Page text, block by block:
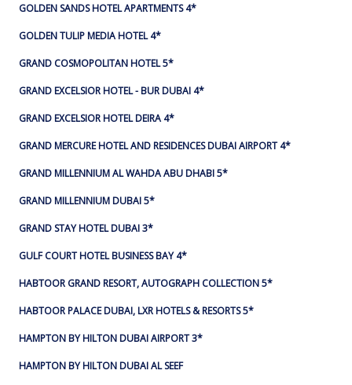
GOLDEN SANDS HOTEL APARTMENTS 4*
GOLDEN TULIP MEDIA HOTEL 4*
GRAND COSMOPOLITAN HOTEL 5*
GRAND EXCELSIOR HOTEL - BUR DUBAI 4*
GRAND EXCELSIOR HOTEL DEIRA 4*
GRAND MERCURE HOTEL AND RESIDENCES DUBAI AIRPORT 4*
GRAND MILLENNIUM AL WAHDA ABU DHABI 5*
GRAND MILLENNIUM DUBAI 5*
GRAND STAY HOTEL DUBAI 3*
GULF COURT HOTEL BUSINESS BAY 4*
HABTOOR GRAND RESORT, AUTOGRAPH COLLECTION 5*
HABTOOR PALACE DUBAI, LXR HOTELS & RESORTS 5*
HAMPTON BY HILTON DUBAI AIRPORT 3*
HAMPTON BY HILTON DUBAI AL SEEF